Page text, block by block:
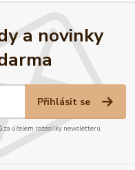
a novinky
Přihlásit se
za účelem rozesílky newsletteru.